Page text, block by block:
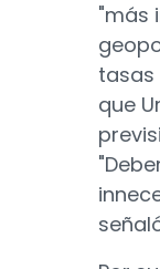
"más
tasas
que